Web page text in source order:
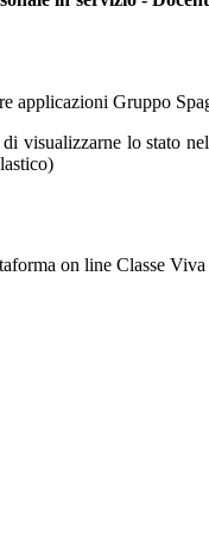
Gruppo
visualizzarne lo stato
on line Classe